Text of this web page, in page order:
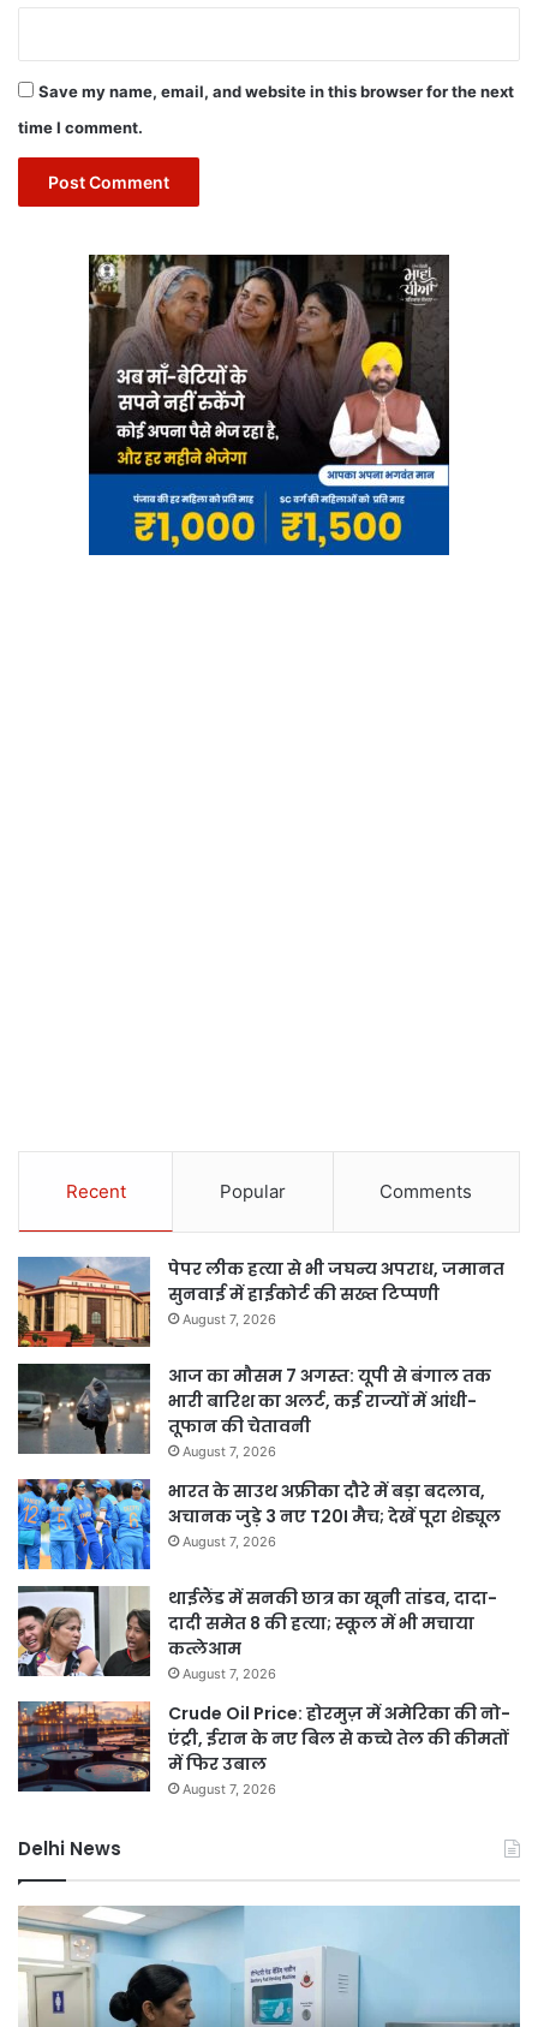
Save my name, email, and website in this browser for the next
time I comment.
Recent Popular Comments
पेपर लीक हत्या से भी जघन्य अपराध, जमानत
सुनवाई में हाईकोर्ट की सख्त टिप्पणी
August 7, 2026
आज का मौसम 7 अगस्त: यूपी से बंगाल तक
भारी बारिश का अलर्ट, कई राज्यों में आंधी-
तूफान की चेतावनी
August 7, 2026
भारत के साउथ अफ्रीका दौरे में बड़ा बदलाव,
अचानक जुड़े 3 नए T20I मैच; देखें पूरा शेड्यूल
August 7, 2026
थाईलैंड में सनकी छात्र का खूनी तांडव, दादा-
दादी समेत 8 की हत्या; स्कूल में भी मचाया
कत्लेआम
August 7, 2026
Crude Oil Price: होरमुज़ में अमेरिका की नो-
एंट्री, ईरान के नए बिल से कच्चे तेल की कीमतों
में फिर उबाल
August 7, 2026
Delhi News
भरा